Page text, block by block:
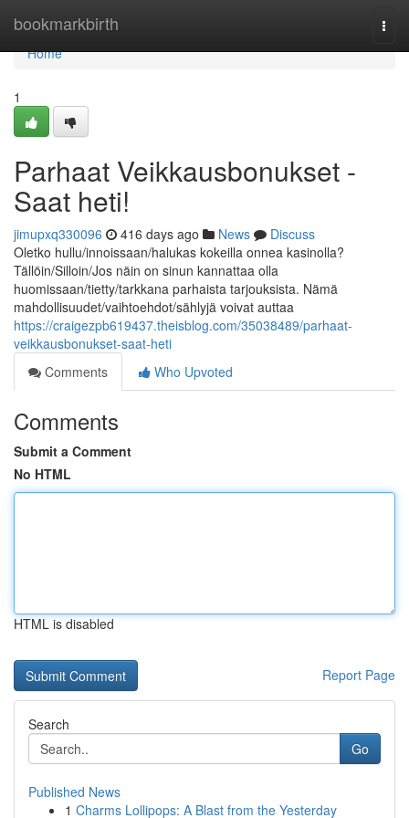
bookmarkbirth
Home
Home
1
Parhaat Veikkausbonukset -
Saat heti!
jimupxq330096 416 days ago News
Discuss
Oletko hullu/innoissaan/halukas kokeilla onnea kasinolla?
Tällöin/Silloin/Jos näin on sinun kannattaa olla
huomissaan/tietty/tarkkana parhaista tarjouksista. Nämä
mahdollisuudet/vaihtoehdot/sählyjä voivat auttaa
https://craigezpb619437.theisblog.com/35038489/parhaat-
veikkausbonukset-saat-heti
Comments
Who Upvoted
Comments
Submit a Comment
No HTML
HTML is disabled
Report Page
Search
Go
Published News
1 Charms Lollipops: A Blast from the Yesterday